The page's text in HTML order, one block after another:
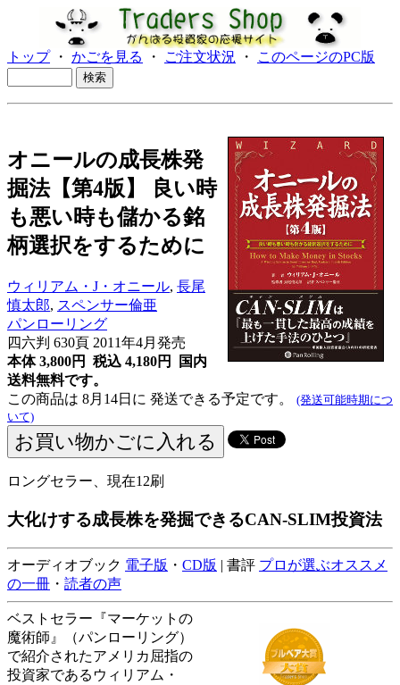
トップ・ かごを見る ・ ご注文状況 ・ このページのPC版
オニールの成長株発
掘法【第4版】 良い時
も悪い時も儲かる銘
柄選択をするために
ウィリアム・J・オニール, 長尾
慎太郎, スペンサー倫亜
パンローリング
四六判 630頁 2011年4月発売
本体 3,800円 税込 4,180円
国内
送料無料です。
この商品は 8月14日に 発送できる予定です。 (発送可能時期につ
いて)
ロングセラー、現在12刷
大化けする成長株を発掘できるCAN-SLIM投資法
オーディオブック 電子版 ・ CD版 | 書評 プロが選ぶオススメ
の一冊 ・ 読者の声
ベストセラー『マーケットの
魔術師』（パンローリング）
で紹介されたアメリカ屈指の
投資家であるウィリアム・